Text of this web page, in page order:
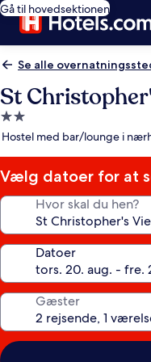
Gå til hovedsektionen
Se alle
St
2.0-
stjernet
Hostel med bar/lounge i
Vælg datoer for at
Hvor skal du hen?
Datoer
Gæster